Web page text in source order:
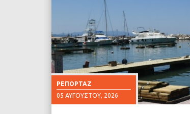
ΡΕΠΟΡΤΆΖ
05 ΑΥΓΟΎΣΤΟΥ, 2026